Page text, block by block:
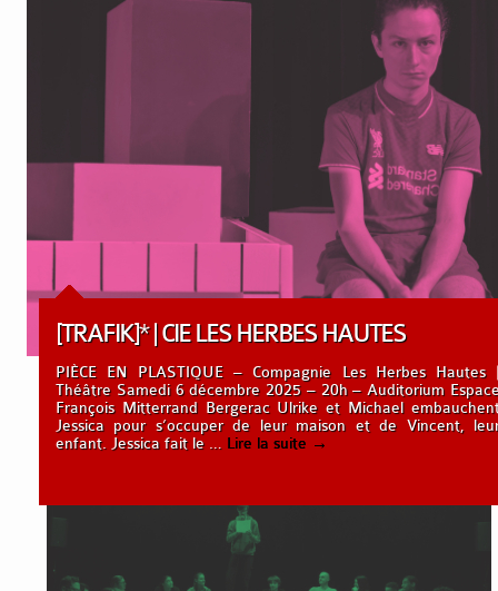
[TRAFIK]* | CIE LES HERBES HAUTES
PIÈCE EN PLASTIQUE – Compagnie Les Herbes Hautes
Théâtre Samedi 6 décembre 2025 – 20h – Auditorium
François Mitterrand Bergerac Ulrike et Michael
Jessica pour s’occuper de leur maison et de Vincent,
enfant. Jessica fait le … Lire la suite →